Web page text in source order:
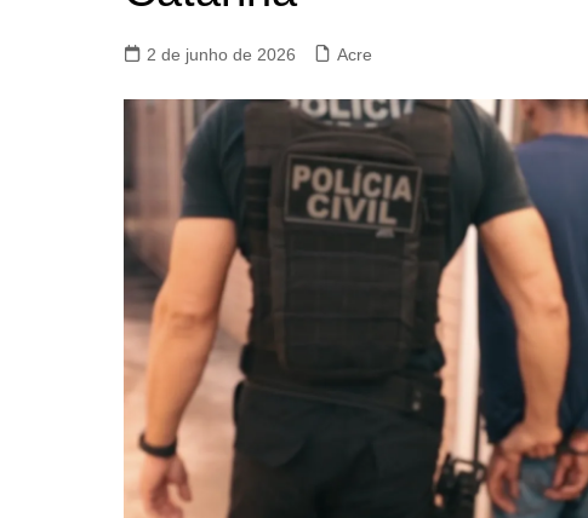
2 de junho de 2026 Acre